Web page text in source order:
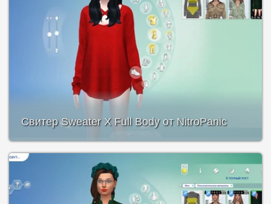
Свитер Sweater X Full Body от NitroPanic